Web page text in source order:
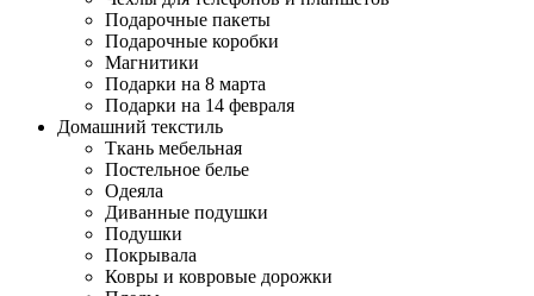
Подарочные пакеты
Подарочные коробки
Магнитики
Подарки на 8 марта
Подарки на 14 февраля
Домашний текстиль
Ткань мебельная
Постельное белье
Одеяла
Диванные подушки
Подушки
Покрывала
Ковры и ковровые дорожки